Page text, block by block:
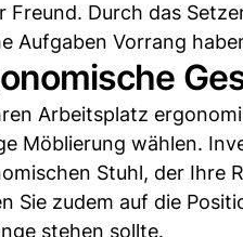
Freund. Durch das
Aufgaben Vorrang
Arbeitsplatz
Möblierung wählen.
Stuhl, der Ihre
Sie zudem auf die
stehen sollte.